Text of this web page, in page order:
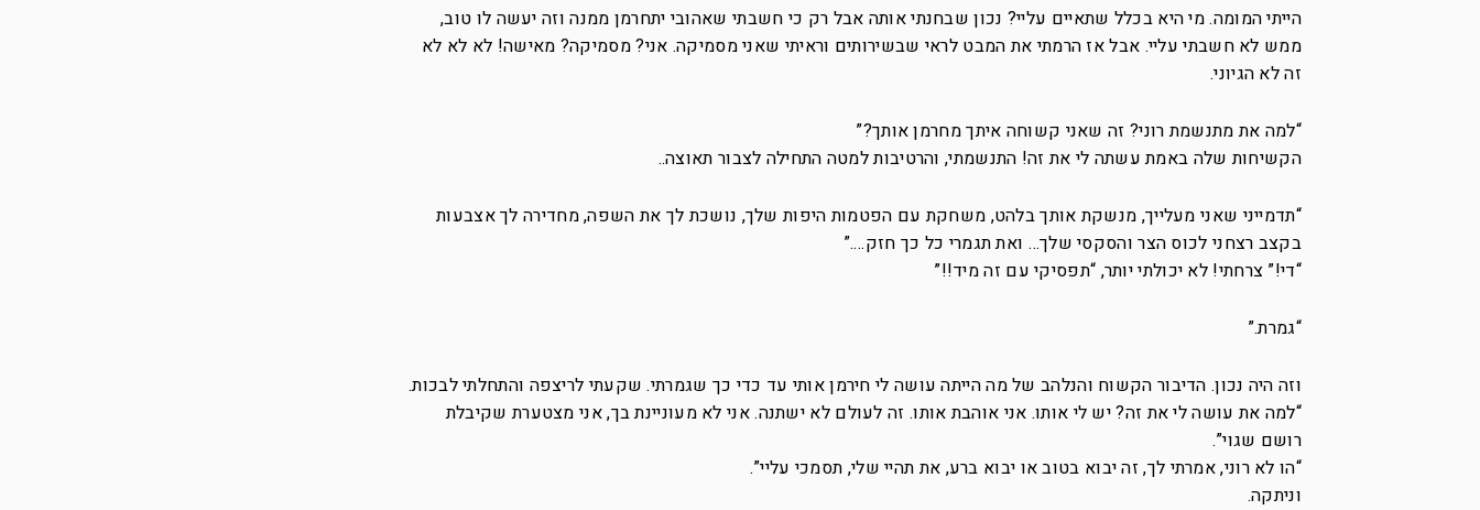
הייתי המומה. מי היא בכלל שתאיים עליי? נכון שבחנתי אותה אבל רק כי חשבתי שאהובי יתחרמן ממנה וזה יעשה לו טוב,
ממש לא חשבתי עליי. אבל אז הרמתי את המבט לראי שבשירותים וראיתי שאני מסמיקה. אני? מסמיקה? מאישה! לא לא לא
זה לא הגיוני.
“למה את מתנשמת רוני? זה שאני קשוחה איתך מחרמן אותך?”
הקשיחות שלה באמת עשתה לי את זה! התנשמתי, והרטיבות למטה התחילה לצבור תאוצה..
“תדמייני שאני מעלייך, מנשקת אותך בלהט, משחקת עם הפטמות היפות שלך, נושכת לך את השפה, מחדירה לך אצבעות
בקצב רצחני לכוס הצר והסקסי שלך… ואת תגמרי כל כך חזק….”
“די!” צרחתי! לא יכולתי יותר, “תפסיקי עם זה מיד!!”
“גמרת.”
וזה היה נכון. הדיבור הקשוח והנלהב של מה הייתה עושה לי חירמן אותי עד כדי כך שגמרתי. שקעתי לריצפה והתחלתי לבכות.
“למה את עושה לי את זה? יש לי אותו. אני אוהבת אותו. זה לעולם לא ישתנה. אני לא מעוניינת בך, אני מצטערת שקיבלת
רושם שגוי”.
“הו לא רוני, אמרתי לך, זה יבוא בטוב או יבוא ברע, את תהיי שלי, תסמכי עליי”.
וניתקה.